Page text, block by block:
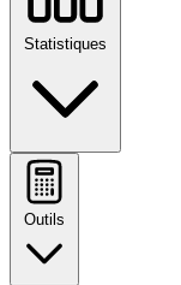
Statistiques
Outils